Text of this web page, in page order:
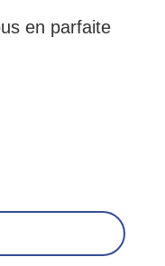
en parfaite